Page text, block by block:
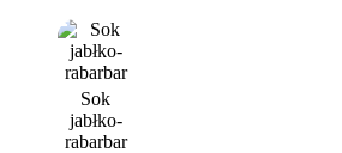
Sok
jabłko-
rabarbar